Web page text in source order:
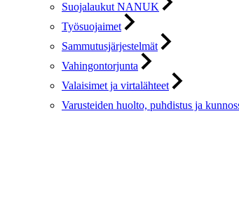
Suojalaukut NANUK
Työsuojaimet
Sammutusjärjestelmät
Vahingontorjunta
Valaisimet ja virtalähteet
Varusteiden huolto, puhdistus ja